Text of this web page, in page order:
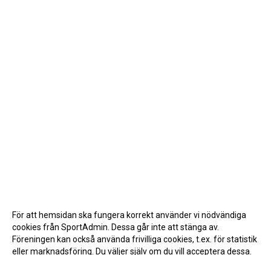
För att hemsidan ska fungera korrekt använder vi nödvändiga
cookies från SportAdmin. Dessa går inte att stänga av.
Föreningen kan också använda frivilliga cookies, t.ex. för statistik
eller marknadsföring. Du väljer själv om du vill acceptera dessa.